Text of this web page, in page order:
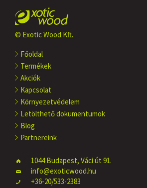
© Exotic Wood Kft.
Főoldal
Termékek
Akciók
Kapcsolat
Környezetvédelem
Letölthető dokumentumok
Blog
Partnereink
1044 Budapest, Váci út 91.
info@exoticwood.hu
+36-20/533-2383